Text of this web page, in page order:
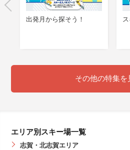
出発月から探そう！
その他の特集を
エリア別スキー場一覧
志賀・北志賀エリア